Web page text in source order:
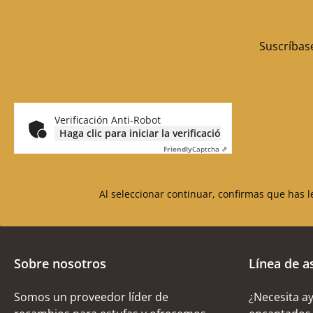
Verificación Anti-Robot
Haga clic para iniciar la verificación
FriendlyCaptcha ⇗
Al seleccionar continuar, confirmas que has
Sobre nosotros
Somos un proveedor líder de
Línea de
¿Necesita